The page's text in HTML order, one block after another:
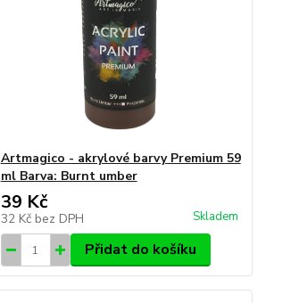
Artmagico - akrylové barvy Premium 59
ml Barva: Burnt umber
39 Kč
32 Kč bez DPH Skladem
Přidat do košíku